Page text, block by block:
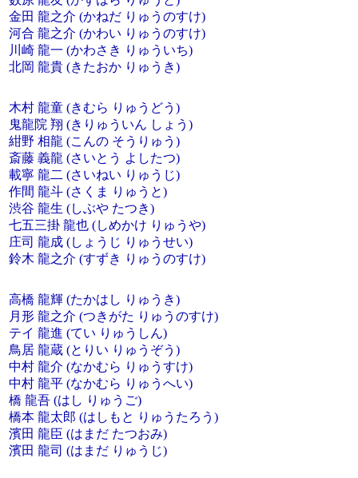
金田 龍之介 (かねだ りゅうのすけ)
河合 龍之介 (かわい りゅうのすけ)
川崎 龍一 (かわさき りゅういち)
北岡 龍貴 (きたおか りゅうき)
木村 龍童 (きむら りゅうどう)
鬼龍院 翔 (きりゅういん しょう)
紺野 相龍 (こんの そうりゅう)
斎藤 義龍 (さいとう よしたつ)
載寧 龍二 (さいねい りゅうじ)
作間 龍斗 (さくま りゅうと)
渋谷 龍生 (しぶや たつき)
七五三掛 龍也 (しめかけ りゅうや)
庄司 龍成 (しょうじ りゅうせい)
鈴木 龍之介 (すずき りゅうのすけ)
高橋 龍輝 (たかはし りゅうき)
月形 龍之介 (つきがた りゅうのすけ)
テイ 龍進 (てい りゅうしん)
鳥居 龍蔵 (とりい りゅうぞう)
中村 龍介 (なかむら りゅうすけ)
中村 龍平 (なかむら りゅうへい)
橋 龍吾 (はし りゅうご)
橋本 龍太郎 (はしもと りゅうたろう)
濱田 龍臣 (はまだ たつおみ)
濱田 龍司 (はまだ りゅうじ)